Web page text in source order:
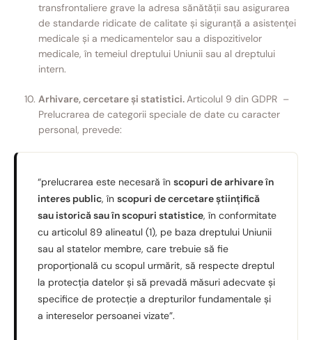
transfrontaliere grave la adresa sănătății sau asigurarea
de standarde ridicate de calitate și siguranță a asistenței
medicale și a medicamentelor sau a dispozitivelor
medicale, în temeiul dreptului Uniunii sau al dreptului
intern.
Arhivare, cercetare și statistici.Articolul 9 din GDPR –
Prelucrarea de categorii speciale de date cu caracter
personal, prevede:
“prelucrarea este necesară în scopuri de arhivare în
interes public, în scopuri de cercetare științifică
sau istorică sau în scopuri statistice, în conformitate
cu articolul 89 alineatul (1), pe baza dreptului Uniunii
sau al statelor membre, care trebuie să fie
proporțională cu scopul urmărit, să respecte dreptul
la protecția datelor și să prevadă măsuri adecvate și
specifice de protecție a drepturilor fundamentale și
a intereselor persoanei vizate”.